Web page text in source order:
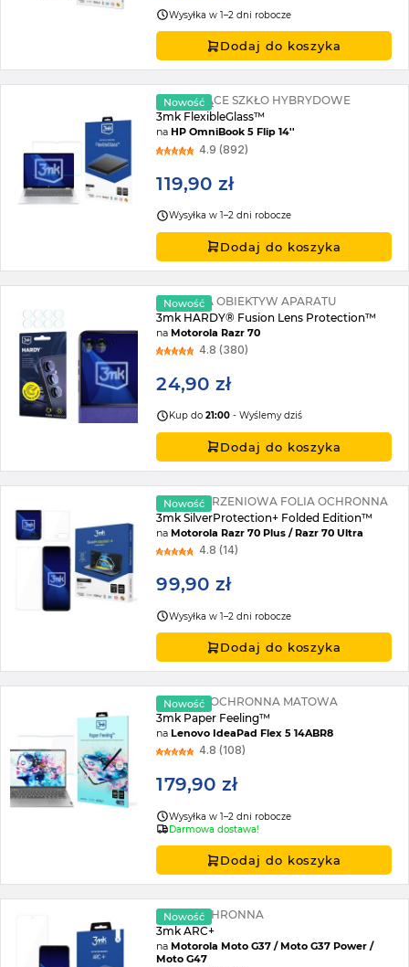
Wysyłka w 1–2 dni robocze
Dodaj do koszyka
Nowość
NIETŁUKĄCE SZKŁO HYBRYDOWE
3mk FlexibleGlass™
naHP OmniBook 5 Flip 14''
4.9 (892)
119,90 zł
Wysyłka w 1–2 dni robocze
Dodaj do koszyka
Nowość
SZKŁO NA OBIEKTYW APARATU
3mk HARDY® Fusion Lens Protection™
naMotorola Razr 70
4.8 (380)
24,90 zł
Kup do21:00 - Wyślemy dziś
Dodaj do koszyka
Nowość
ANTYUDERZENIOWA FOLIA OCHRONNA
3mk SilverProtection+ Folded Edition™
naMotorola Razr 70 Plus / Razr 70 Ultra
4.8 (14)
99,90 zł
Wysyłka w 1–2 dni robocze
Dodaj do koszyka
Nowość
2X FOLIA OCHRONNA MATOWA
3mk Paper Feeling™
naLenovo IdeaPad Flex 5 14ABR8
4.8 (108)
179,90 zł
Wysyłka w 1–2 dni robocze
Darmowa dostawa!
Dodaj do koszyka
Nowość
FOLIA OCHRONNA
3mk ARC+
naMotorola Moto G37 / Moto G37 Power /
Moto G47